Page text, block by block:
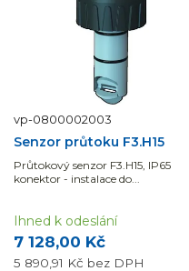
vp-0800002003
Senzor průtoku F3.H15
Průtokový senzor F3.H15, IP65
konektor - instalace do...
7 128,00 Kč
5 890,91 Kč bez DPH
Ihned k odeslání